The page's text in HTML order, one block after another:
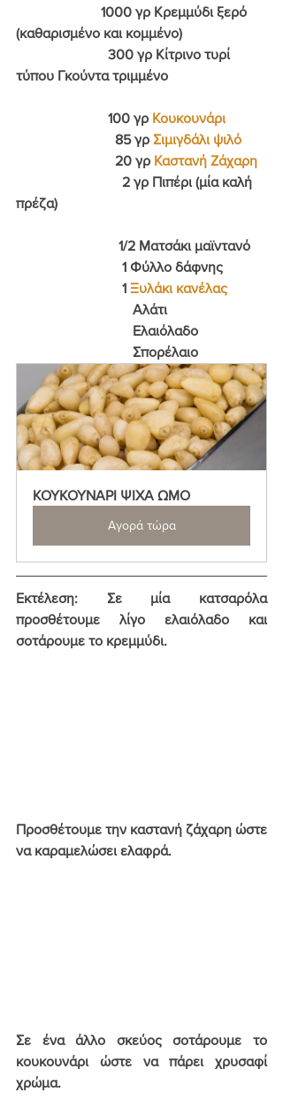
(καθαρισμένο και κομμένο)
τύπου Γκούντα τριμμένο
                          100 γρ
Κουκουνάρι
                            85 γρ
Σιμιγδάλι ψιλό
                            20 γρ
Καστανή Ζάχαρη
πρέζα)
                             1/2 Ματσάκι μαϊντανό
                              1 Φύλλο δάφνης
                              1
Ξυλάκι κανέλας
                                 Αλάτι
                                 Ελαιόλαδο
                                 Σπορέλαιο
ΚΟΥΚΟΥΝΑΡΙ ΨΙΧΑ ΩΜΟ
Αγορά τώρα
Εκτέλεση: Σε μία κατσαρόλα
προσθέτουμε λίγο ελαιόλαδο και
σοτάρουμε το κρεμμύδι.
Προσθέτουμε την καστανή ζάχαρη ώστε
να καραμελώσει ελαφρά.
Σε ένα άλλο σκεύος σοτάρουμε το
κουκουνάρι ώστε να πάρει χρυσαφί
χρώμα.